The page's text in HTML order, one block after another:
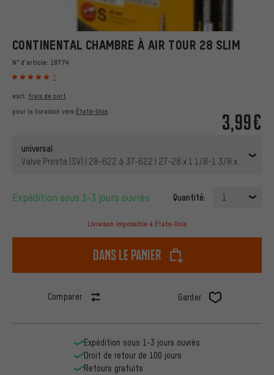
CONTINENTAL CHAMBRE À AIR TOUR 28 SLIM
N° d'article: 19774
5
3,99€
excl. frais de port
pour la livraison vers États-Unis
universal
Valve Presta (SV) | 28-622 à 37-622 | 27-28 x 1 1/8-1 3/8 x 1 5/8 SV
Expédition sous 1-3 jours ouvrés Quantité: 1
Livraison impossible à États-Unis
dans le panier
Comparer Garder
Expédition sous 1-3 jours ouvrés
Droit de retour de 100 jours
Retours gratuits